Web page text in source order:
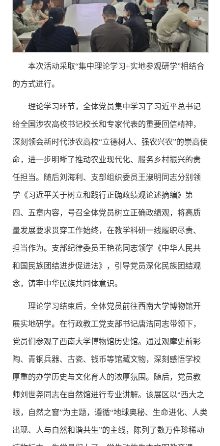
本次活动采取“集中理论学习+实地参观研学”相结合
的方式进行。
理论学习环节，全体党员集中学习了习近平总书记
给全国涉农高校书记校长和专家代表的重要回信精神，
深刻领会新时代涉农高校“立德树人、强农兴农”的崇高使
命，进一步明晰了推动农业现代化、服务乡村振兴的责
任担当。随后刘海利、支部组织委员王淑明同志分别领
学《习近平关于树立和践行正确政绩观论述摘编》第
四、五章内容，号召全体党员树立正确政绩观，将高质
量发展要求贯穿工作始终，在教学科研一线履职尽责、
担当作为。支部纪律委员王艳花同志领学《中华人民共
和国民族团结进步促进法》，引导党员深化民族团结观
念，铸牢中华民族共同体意识。
理论学习结束后，全体党员前往西南大学博物馆开
展实地研学。在行政教工党支部书记唐洁同志带领下，
党员们参观了西南大学博物馆历史馆。通过观摩史前彩
陶、青铜兵器、古瓷、钱币等馆藏文物，深刻感悟学校
厚重的办学历史与文化育人的浓厚氛围。随后，党员教
师刘世尧同志在自然馆进行专业讲解。该展区以“西大之
眼，自然之窗”为主题，遵循“地球奥秘、生命进化、人类
出现、人与自然和谐共生”的主线，陈列了数万件珍稀动